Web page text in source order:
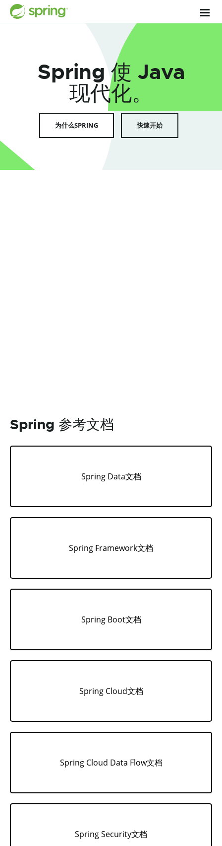
Spring 使 Java
简单 化 。
现代化。
富有成效。
为什么SPRING 快速开始
Spring 参考文档
Spring Data文档
Spring Framework文档
Spring Boot文档
Spring Cloud文档
Spring Cloud Data Flow文档
Spring Security文档